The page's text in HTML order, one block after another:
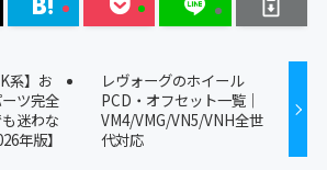
系】お
ツ完全
迷わな
年版】
レヴォーグのホイール
PCD・オフセット一覧｜
VM4/VMG/VN5/VNH全世
代対応